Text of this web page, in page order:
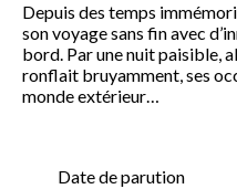
Depuis des temps
son voyage sans fin avec
bord. Par une nuit paisible,
ronflait bruyamment, ses
monde extérieur…
Date de parution